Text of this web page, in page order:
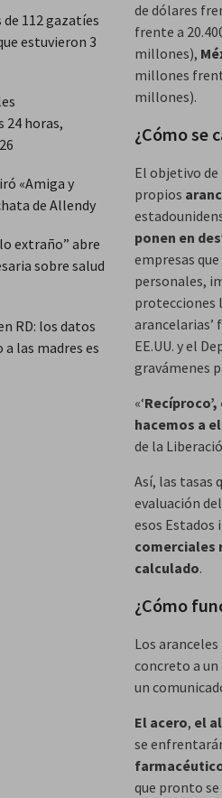
de dólares
frente a
millones),
millones
millones).
¿Cómo se
El objetivo de
propios
ponen en
empresas
personales,
protecciones
arancelarias’
EE.UU. y el
gravámenes
«‘
hacemos a
de la
Así, las tasas
evaluación
esos Estados
comerciales
calculado.
¿Cómo
Los
concreto a
un
El acero, el
se
que pronto
112 gazatíes
estuvieron 3
horas,
«Amiga y
de Allendy
extraño” abre
sobre salud
RD: los datos
las madres es